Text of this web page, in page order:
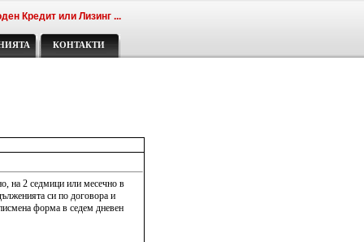
Кредит или Лизинг ...
КОНТАКТИ
на 2 седмици или месечно в
си по договора и
форма в седем дневен